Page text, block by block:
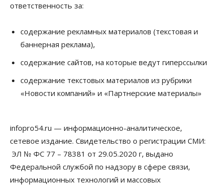
ответственность за:
содержание рекламных материалов (текстовая и
баннерная реклама),
содержание сайтов, на которые ведут гиперссылки
содержание текстовых материалов из рубрики
«Новости компаний» и «Партнерские материалы»
infopro54.ru — информационно-аналитическое,
сетевое издание. Свидетельство о регистрации СМИ:
ЭЛ № ФС 77 – 78381 от 29.05.2020 г, выдано
Федеральной службой по надзору в сфере связи,
информационных технологий и массовых